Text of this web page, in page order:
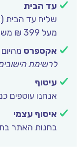
עד הבית
מעל 399 ₪ משלוח חינם.
אקספרס מהיום להיום
לרשימת
עיטוף
אנחנו עוטפים
איסוף עצמי
בחנות האתר בתל